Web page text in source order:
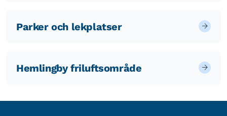
Parker och lekplatser
Hemlingby friluftsområde